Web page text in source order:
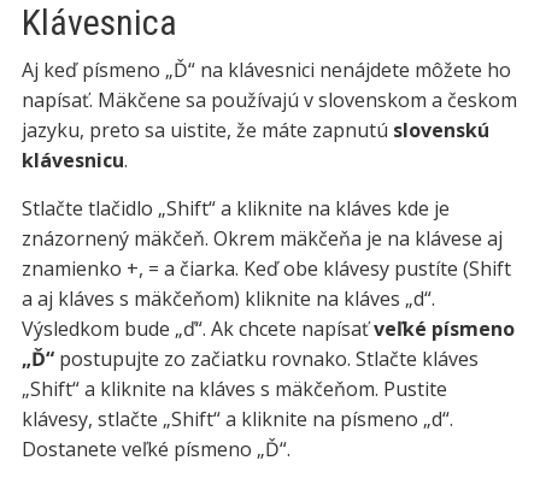
Klávesnica
Aj keď písmeno „Ď“ na klávesnici nenájdete môžete ho
napísať. Mäkčene sa používajú v slovenskom a českom
jazyku, preto sa uistite, že máte zapnutú slovenskú
klávesnicu.
Stlačte tlačidlo „Shift“ a kliknite na kláves kde je
znázornený mäkčeň. Okrem mäkčeňa je na klávese aj
znamienko +, = a čiarka. Keď obe klávesy pustíte (Shift
a aj kláves s mäkčeňom) kliknite na kláves „d“.
Výsledkom bude „ď“. Ak chcete napísaťveľké písmeno
„Ď“postupujte zo začiatku rovnako. Stlačte kláves
„Shift“ a kliknite na kláves s mäkčeňom. Pustite
klávesy, stlačte „Shift“ a kliknite na písmeno „d“.
Dostanete veľké písmeno „Ď“.